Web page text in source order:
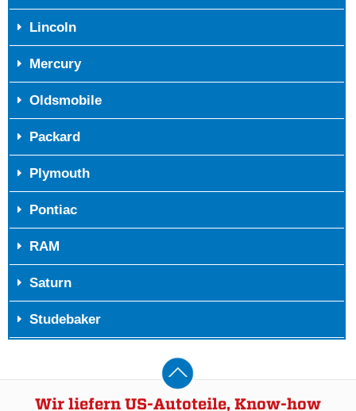
Lincoln
Mercury
Oldsmobile
Packard
Plymouth
Pontiac
RAM
Saturn
Studebaker
Wir liefern US-Autoteile, Know-how